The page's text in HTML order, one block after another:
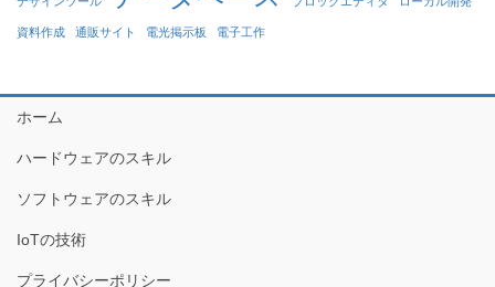
資料作成 通販サイト 電光掲示板 電子工作
ホーム
ハードウェアのスキル
ソフトウェアのスキル
IoTの技術
プライバシーポリシー